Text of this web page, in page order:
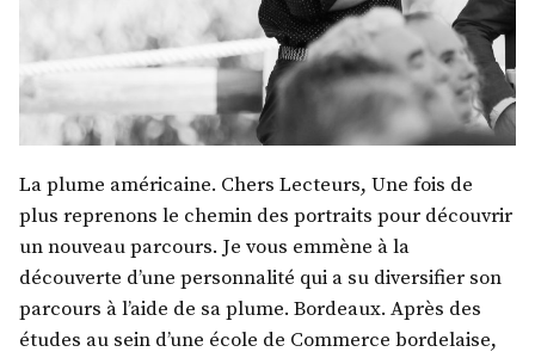
La plume américaine. Chers Lecteurs, Une fois de
plus reprenons le chemin des portraits pour découvrir
un nouveau parcours. Je vous emmène à la
découverte d’une personnalité qui a su diversifier son
parcours à l’aide de sa plume. Bordeaux. Après des
études au sein d’une école de Commerce bordelaise,